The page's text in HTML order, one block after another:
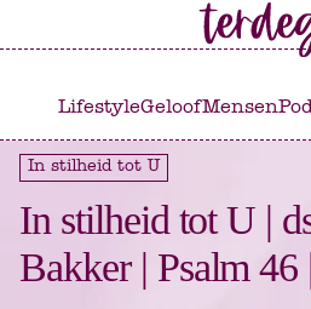
LifestyleGeloofMensen
In stilheid tot U
In stilheid tot U |
Bakker | Psalm 46